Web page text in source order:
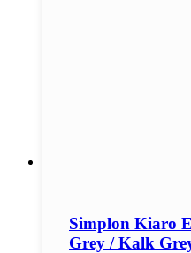
Simplon Kiaro
Grey / Kalk